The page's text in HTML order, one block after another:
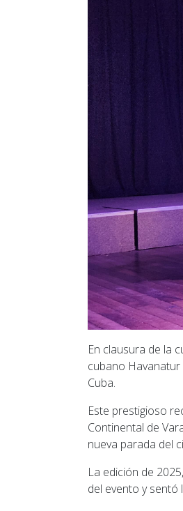
En clausura de la
cubano
Cuba.
Este prestigioso
Continental de
nueva parada del
La edición de
del evento y sentó